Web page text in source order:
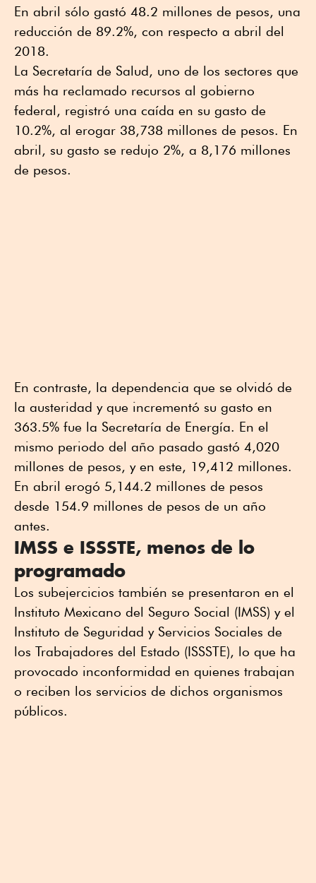
En abril sólo gastó 48.2 millones de pesos, una
reducción de 89.2%, con respecto a abril del
2018.
La Secretaría de Salud, uno de los sectores que
más ha reclamado recursos al gobierno
federal, registró una caída en su gasto de
10.2%, al erogar 38,738 millones de pesos. En
abril, su gasto se redujo 2%, a 8,176 millones
de pesos.
En contraste, la dependencia que se olvidó de
la austeridad y que incrementó su gasto en
363.5% fue la Secretaría de Energía. En el
mismo periodo del año pasado gastó 4,020
millones de pesos, y en este, 19,412 millones.
En abril erogó 5,144.2 millones de pesos
desde 154.9 millones de pesos de un año
antes.
IMSS e ISSSTE, menos de lo
programado
Los subejercicios también se presentaron en el
Instituto Mexicano del Seguro Social (IMSS) y el
Instituto de Seguridad y Servicios Sociales de
los Trabajadores del Estado (ISSSTE), lo que ha
provocado inconformidad en quienes trabajan
o reciben los servicios de dichos organismos
públicos.